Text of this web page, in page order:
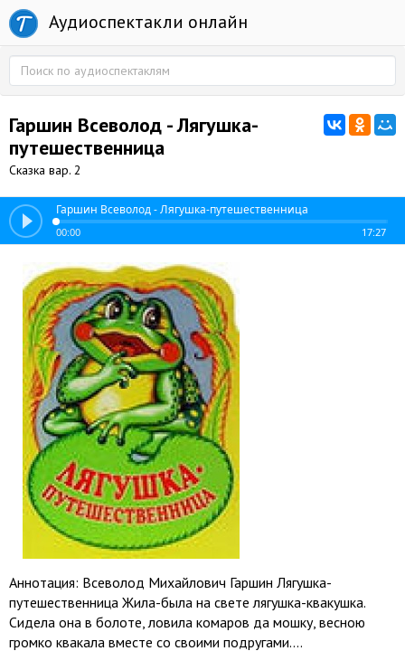
Аудиоспектакли онлайн
Гаршин Всеволод - Лягушка-
путешественница
Сказка вар. 2
Гаршин Всеволод - Лягушка-путешественница
00:00 17:27
Аннотация: Всеволод Михайлович Гаршин Лягушка-
путешественница Жила-была на свете лягушка-квакушка.
Сидела она в болоте, ловила комаров да мошку, весною
громко квакала вместе со своими подругами....